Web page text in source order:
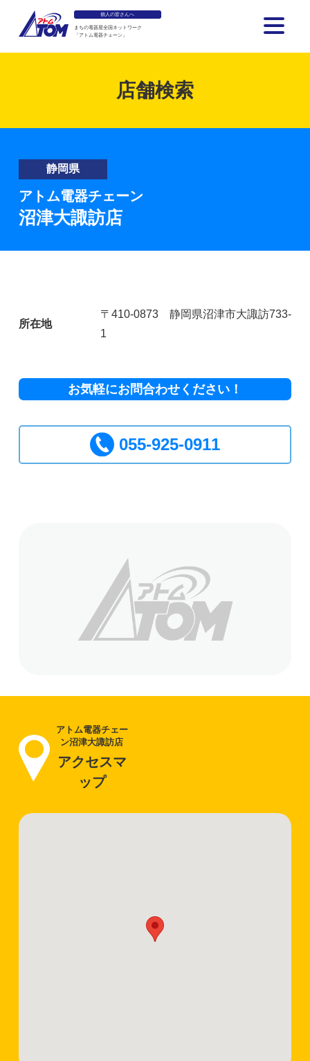
個人の皆さんへ
まちの電器屋全国ネットワーク
「アトム電器チェーン」
店舗検索
静岡県
アトム電器チェーン
沼津大諏訪店
所在地
〒410-0873 静岡県沼津市大諏訪733-
1
お気軽にお問合わせください！
055-925-0911
アトム電器チェー
ン沼津大諏訪店
アクセスマ
ップ